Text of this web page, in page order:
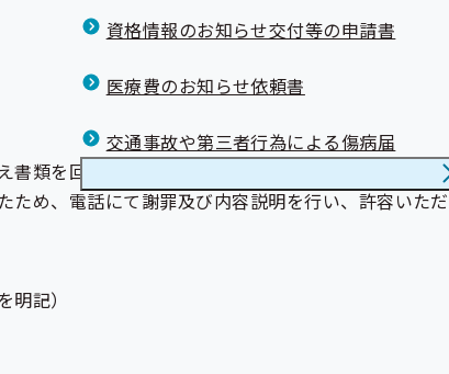
資格情報のお知らせ交付等の申請書
医療費のお知らせ依頼書
交通事故や第三者行為による傷病届
バイオシミラー啓発資材
【お詫びと訂正】 協会けんぽふくおかだより1月
第5回「健康かべ新聞コンクール」入賞作品発表！
類を回収。
め、電話にて謝罪及び内容説明を行い、許容いただ
記）